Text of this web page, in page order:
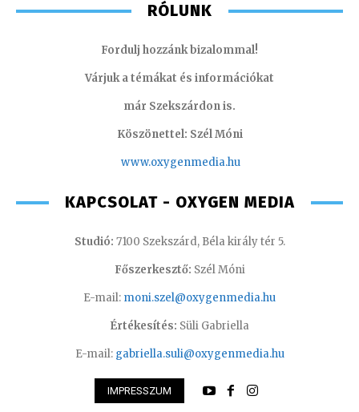
RÓLUNK
Fordulj hozzánk bizalommal!
Várjuk a témákat és információkat
már Szekszárdon is.
Köszönettel: Szél Móni
www.oxygenmedia.hu
KAPCSOLAT - OXYGEN MEDIA
Studió: 7100 Szekszárd, Béla király tér 5.
Főszerkesztő: Szél Móni
E-mail: moni.szel@oxygenmedia.hu
Értékesítés: Süli Gabriella
E-mail: gabriella.suli@oxygenmedia.hu
IMPRESSZUM